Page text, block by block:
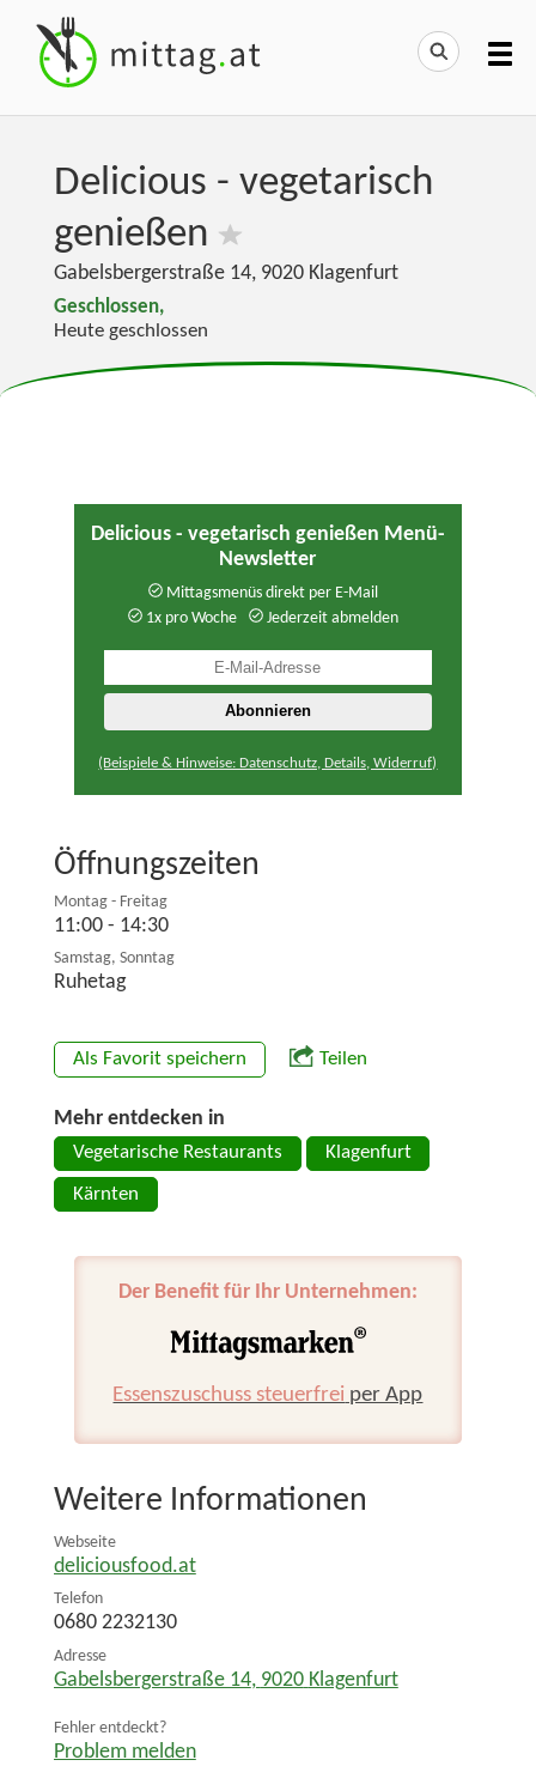
Delicious - vegetarisch
genießen
Gabelsbergerstraße 14, 9020 Klagenfurt
Geschlossen,
Heute geschlossen
Delicious - vegetarisch genießen Menü-
Newsletter
Mittagsmenüs direkt per E-Mail
1x pro Woche
Jederzeit abmelden
(Beispiele & Hinweise: Datenschutz, Details, Widerruf)
Öffnungszeiten
Montag - Freitag
11:00 - 14:30
Samstag, Sonntag
Ruhetag
Als Favorit speichern Teilen
Mehr entdecken in
Vegetarische Restaurants Klagenfurt
Kärnten
Der Benefit für Ihr Unternehmen:
Essenszuschuss steuerfrei per App
Weitere Informationen
Webseite
deliciousfood.at
Telefon
0680 2232130
Adresse
Gabelsbergerstraße 14, 9020 Klagenfurt
Fehler entdeckt?
Problem melden